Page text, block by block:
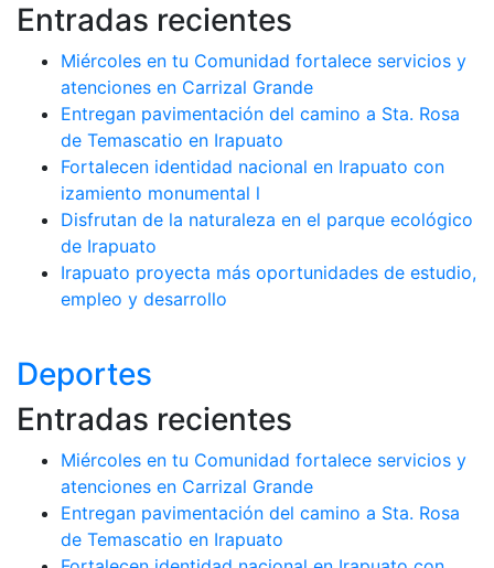
Entradas recientes
Miércoles en tu Comunidad fortalece servicios y
atenciones en Carrizal Grande
Entregan pavimentación del camino a Sta. Rosa
de Temascatio en Irapuato
Fortalecen identidad nacional en Irapuato con
izamiento monumental l
Disfrutan de la naturaleza en el parque ecológico
de Irapuato
Irapuato proyecta más oportunidades de estudio,
empleo y desarrollo
Deportes
Entradas recientes
Miércoles en tu Comunidad fortalece servicios y
atenciones en Carrizal Grande
Entregan pavimentación del camino a Sta. Rosa
de Temascatio en Irapuato